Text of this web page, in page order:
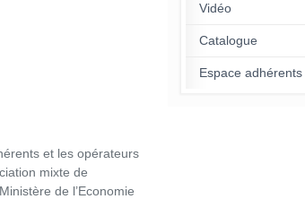
et les opérateurs
mixte de
de l’Economie
Vidéo
Catalogue
Espace adhérents